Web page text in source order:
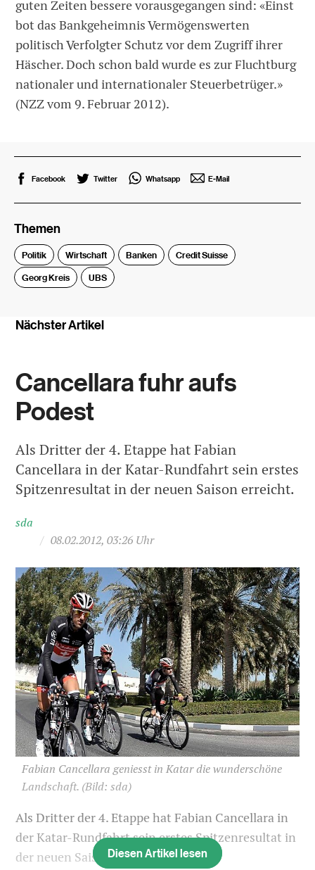
guten Zeiten bessere vorausgegangen sind: «Einst
bot das Bankgeheimnis Vermögenswerten
politisch Verfolgter Schutz vor dem Zugriff ihrer
Häscher. Doch schon bald wurde es zur Fluchtburg
nationaler und internationaler Steuerbetrüger.»
(NZZ vom 9. Februar 2012).
Facebook Twitter Whatsapp E-Mail
Themen
Politik Wirtschaft Banken
Credit Suisse
Georg Kreis
UBS
Nächster Artikel
Cancellara fuhr aufs
Podest
Als Dritter der 4. Etappe hat Fabian
Cancellara in der Katar-Rundfahrt sein erstes
Spitzenresultat in der neuen Saison erreicht.
sda
/ 08.02.2012, 03:26 Uhr
Fabian Cancellara geniesst in Katar die wunderschöne
Landschaft. (Bild: sda)
Als Dritter der 4. Etappe hat Fabian Cancellara in
der Katar-Rundfahrt sein erstes Spitzenresultat in
der neuen Saison erreicht.
Diesen Artikel lesen